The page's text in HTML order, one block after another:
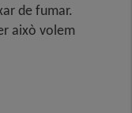
de fumar.
això volem